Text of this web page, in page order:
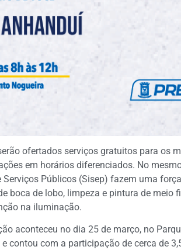
ofertados serviços gratuitos para os
em horários diferenciados. No
Públicos (Sisep) fazem uma
boca de lobo, limpeza e pintura de meio
na iluminação.
aconteceu no dia 25 de março, no
contou com a participação de cerca de